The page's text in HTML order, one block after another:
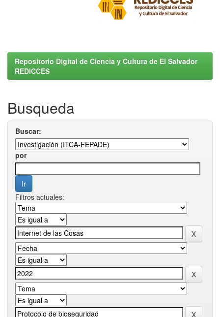
Repositorio Digital de Ciencia y Cultura de El Salvador
REDICCES
Busqueda
Buscar:
por
Filtros actuales: